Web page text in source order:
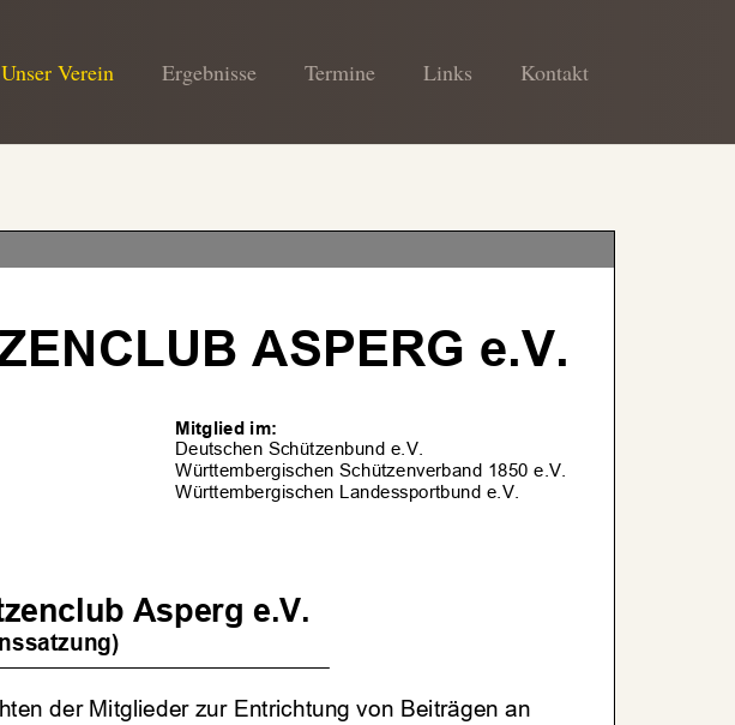
Unser Verein Ergebnisse Termine Links Kontakt